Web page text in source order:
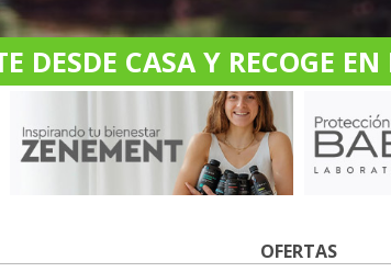
DESDE CASA Y RECOGE
OFERTAS